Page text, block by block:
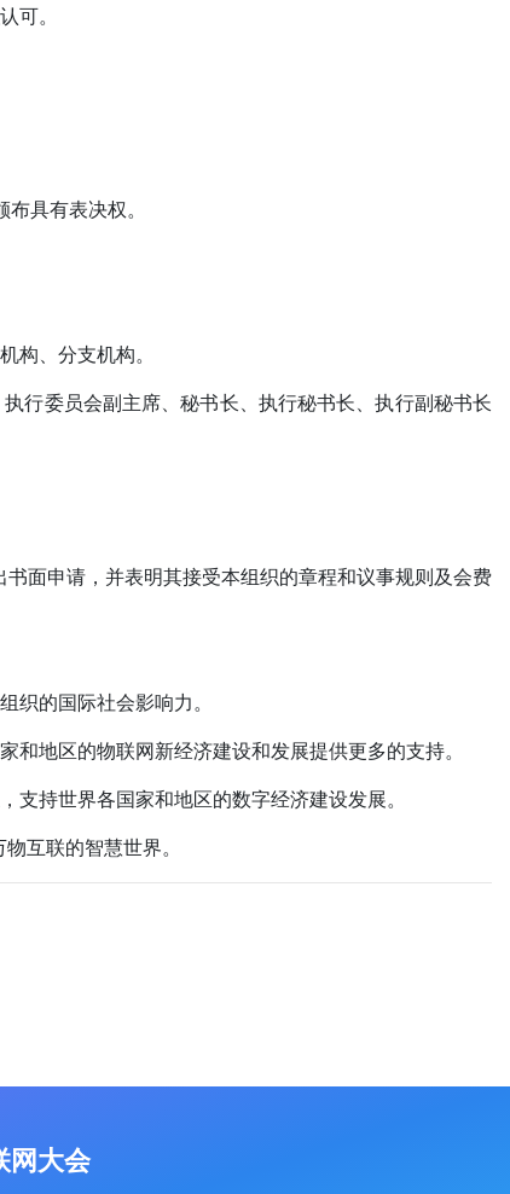
可。
具有表决权。
构、分支机构。
行委员会副主席、秘书长、执行秘书长、执行副秘书长
面申请，并表明其接受本组织的章程和议事规则及会费
织的国际社会影响力。
地区的物联网新经济建设和发展提供更多的支持。
支持世界各国家和地区的数字经济建设发展。
互联的智慧世界。
网大会